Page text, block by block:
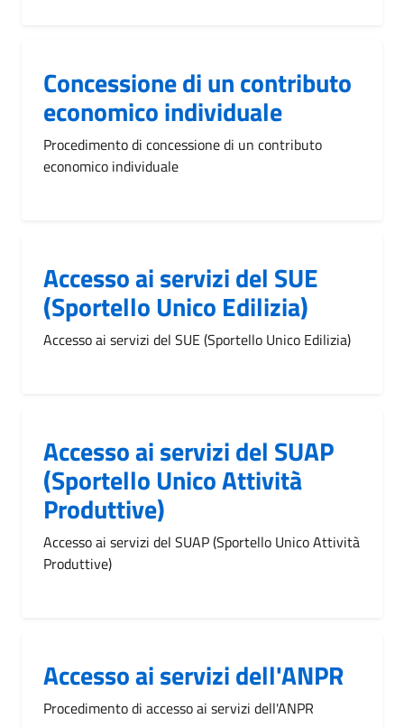
Concessione di un contributo
economico individuale
Procedimento di concessione di un contributo
economico individuale
Accesso ai servizi del SUE
(Sportello Unico Edilizia)
Accesso ai servizi del SUE (Sportello Unico Edilizia)
Accesso ai servizi del SUAP
(Sportello Unico Attività
Produttive)
Accesso ai servizi del SUAP (Sportello Unico Attività
Produttive)
Accesso ai servizi dell'ANPR
Procedimento di accesso ai servizi dell'ANPR